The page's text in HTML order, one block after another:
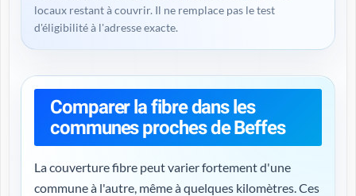
locaux restant à couvrir. Il ne remplace pas le test
d'éligibilité à l'adresse exacte.
Comparer la fibre dans les
communes proches de Beffes
La couverture fibre peut varier fortement d'une
commune à l'autre, même à quelques kilomètres. Ces